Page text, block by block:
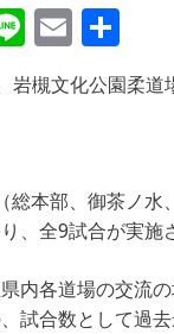
Li
n
e
E
m
ai
有
岩槻文化公園柔道
総本部、御茶ノ水
、全9試合が実施
内各道場の交流
試合数として過